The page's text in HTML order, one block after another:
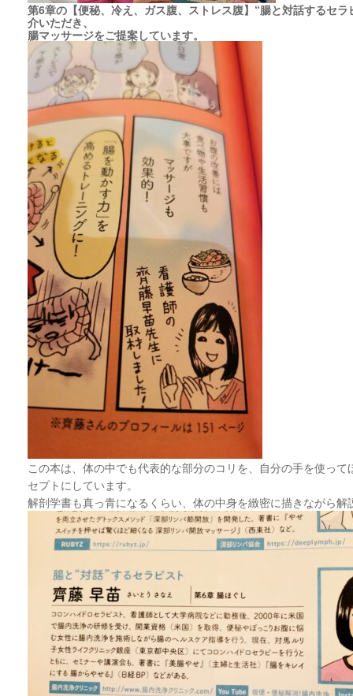
第6章の【便秘、冷え、ガス腹、ストレス腹】“腸と対話するセラ
介いただき、
腸マッサージをご提案しています。
この本は、体の中でも代表的な部分のコリを、自分の手を使って
セプトにしています。
解剖学書も真っ青になるくらい、体の中身を緻密に描きながら解